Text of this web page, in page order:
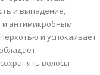
и выпадение,
и антимикробным
и успокаивает
волосы